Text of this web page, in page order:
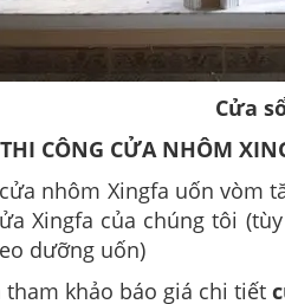
Cửa
CÔNG CỬA NHÔM
nhôm Xingfa uốn vòm
Xingfa của chúng tôi
dưỡng uốn)
tham khảo báo giá chi tiết